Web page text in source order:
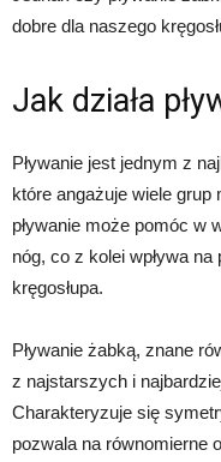
dobre dla naszego
Jak działa
Pływanie jest jednym z
które angażuje wiele
pływanie może pomóc w
nóg, co z kolei wpływa
kręgosłupa.
Pływanie żabką, znane
z najstarszych i
Charakteryzuje się
pozwala na równomierne